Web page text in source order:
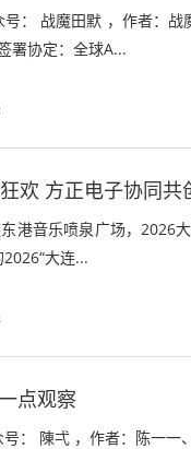
： 战魔田默 ，作者：
署协定：全球A...
欢 方正电子协同
港音乐喷泉广场，2026
大连...
点观察
： 陳弌 ，作者：陈一一